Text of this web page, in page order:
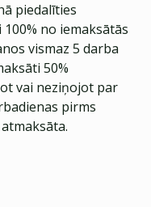
piedalīties
no iemaksātās
vismaz 5 darba
50%
vai neziņojot par
pirms